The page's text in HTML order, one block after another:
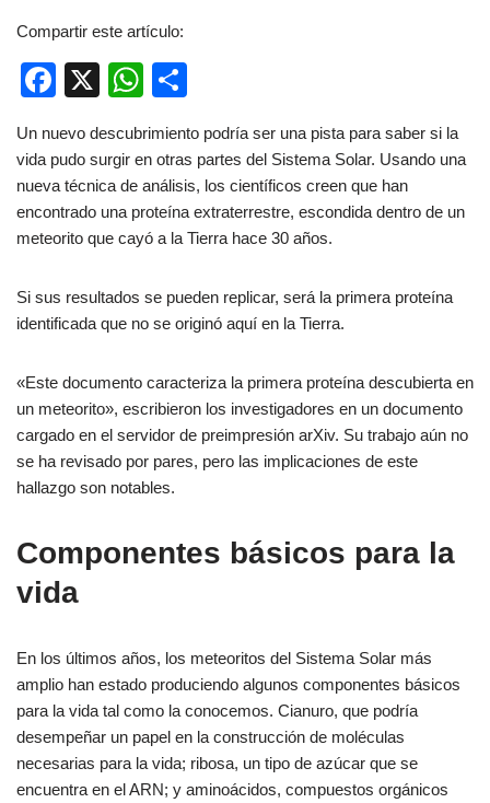
Compartir este artículo:
F
c
e
b
o
o
k
X
W
at
s
A
p
p
m
p
ar
tir
Un nuevo descubrimiento podría ser una pista para saber si la
vida pudo surgir en otras partes del Sistema Solar. Usando una
nueva técnica de análisis, los científicos creen que han
encontrado una proteína extraterrestre, escondida dentro de un
meteorito que cayó a la Tierra hace 30 años.
Si sus resultados se pueden replicar, será la primera proteína
identificada que no se originó aquí en la Tierra.
«Este documento caracteriza la primera proteína descubierta en
un meteorito», escribieron los investigadores en un documento
cargado en el servidor de preimpresión arXiv. Su trabajo aún no
se ha revisado por pares, pero las implicaciones de este
hallazgo son notables.
Componentes básicos para la
vida
En los últimos años, los meteoritos del Sistema Solar más
amplio han estado produciendo algunos componentes básicos
para la vida tal como la conocemos. Cianuro, que podría
desempeñar un papel en la construcción de moléculas
necesarias para la vida; ribosa, un tipo de azúcar que se
encuentra en el ARN; y aminoácidos, compuestos orgánicos